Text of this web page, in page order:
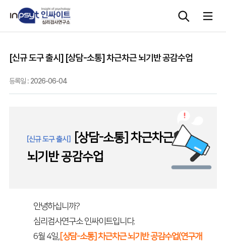
상담도구
[신규 도구 출시] [상담-소통] 차근차근 뇌기반 공감수업
등록일 : 2026-06-04
[신규 도구 출시]
[상담-소통] 차근차근
뇌기반 공감수업
안녕하십니까?
심리검사연구소 인싸이트입니다.
6월 4일,[상담-소통] 차근차근 뇌기반 공감수업(연구개